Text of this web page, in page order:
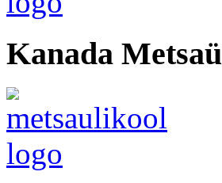
Kanada